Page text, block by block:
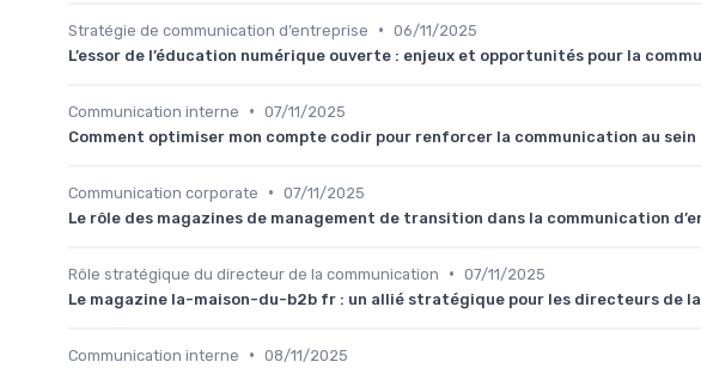
Stratégie de communication d’entreprise • 06/11/2025
L’essor de l’éducation numérique ouverte : enjeux et opportunités pour la
Communication interne • 07/11/2025
Comment optimiser mon compte codir pour renforcer la communication au
Communication corporate • 07/11/2025
Le rôle des magazines de management de transition dans la communication
Rôle stratégique du directeur de la communication • 07/11/2025
Le magazine la-maison-du-b2b fr : un allié stratégique pour les directeurs de
Communication interne • 08/11/2025